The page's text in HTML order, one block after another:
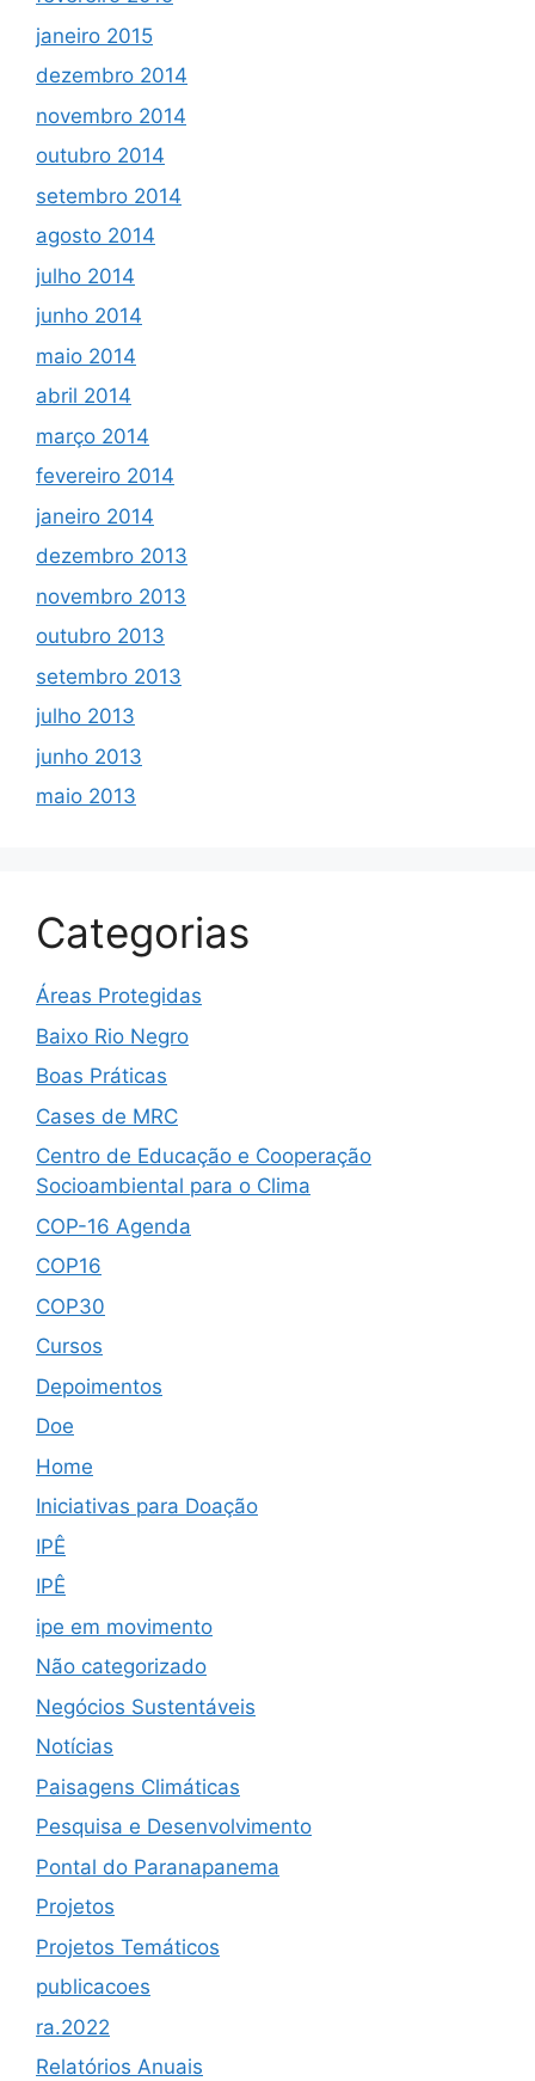
janeiro 2015
dezembro 2014
novembro 2014
outubro 2014
setembro 2014
agosto 2014
julho 2014
junho 2014
maio 2014
abril 2014
março 2014
fevereiro 2014
janeiro 2014
dezembro 2013
novembro 2013
outubro 2013
setembro 2013
julho 2013
junho 2013
maio 2013
Categorias
Áreas Protegidas
Baixo Rio Negro
Boas Práticas
Cases de MRC
Centro de Educação e Cooperação
Socioambiental para o Clima
COP-16 Agenda
COP16
COP30
Cursos
Depoimentos
Doe
Home
Iniciativas para Doação
IPÊ
IPÊ
ipe em movimento
Não categorizado
Negócios Sustentáveis
Notícias
Paisagens Climáticas
Pesquisa e Desenvolvimento
Pontal do Paranapanema
Projetos
Projetos Temáticos
publicacoes
ra.2022
Relatórios Anuais